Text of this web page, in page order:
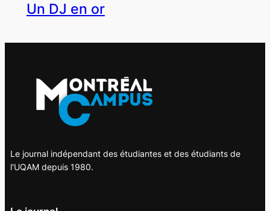
Un DJ en or
Le journal indépendant des étudiantes et des étudiants de
l'UQAM depuis 1980.